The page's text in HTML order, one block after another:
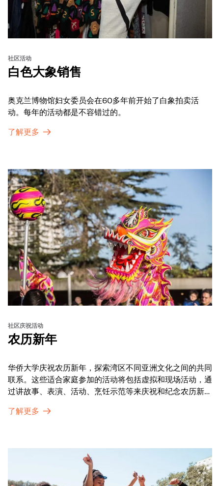
社区活动
白色大象销售
奥克兰博物馆妇女委员会在60多年前开始了白象拍卖活
动。每年的活动都是不容错过的。
了解更多
社区庆祝活动
农历新年
华侨大学庆祝农历新年，探索湾区不同亚洲文化之间的共同
联系。这些适合家庭参加的活动将包括虚拟和现场活动，通
过讲故事、表演、活动、烹饪示范等来庆祝和纪念农历新年
通过亲身参与和虚拟的治疗圈来相互支持。
了解更多